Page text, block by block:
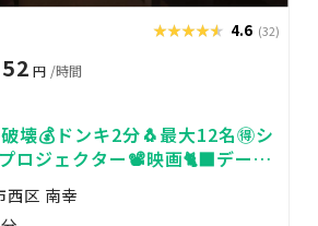
★★★★★
★★★★★ 4.6 (32)
円 /時間
壊💰ドンキ2分🐧最大12名🉐シ
ロジェクター📽️映画🐈‍⬛デート
💗推し活🌟bonny横浜
西区 南幸